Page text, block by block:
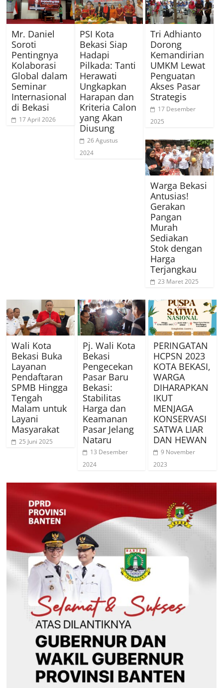
Mr. Daniel
Soroti
Pentingnya
Kolaborasi
Global dalam
Seminar
Internasional
di Bekasi
17 April 2026
PSI Kota
Bekasi Siap
Hadapi
Pilkada: Tanti
Herawati
Ungkapkan
Harapan dan
Kriteria Calon
yang Akan
Diusung
26 Agustus
2024
Tri Adhianto
Dorong
Kemandirian
UMKM Lewat
Penguatan
Akses Pasar
Strategis
17 Desember
2025
Warga Bekasi
Antusias!
Gerakan
Pangan
Murah
Sediakan
Stok dengan
Harga
Terjangkau
23 Maret 2025
Wali Kota
Bekasi Buka
Layanan
Pendaftaran
SPMB Hingga
Tengah
Malam untuk
Layani
Masyarakat
25 Juni 2025
Pj. Wali Kota
Bekasi
Pengecekan
Pasar Baru
Bekasi:
Stabilitas
Harga dan
Keamanan
Pasar Jelang
Nataru
13 Desember
2024
PERINGATAN
HCPSN 2023
KOTA BEKASI,
WARGA
DIHARAPKAN
IKUT
MENJAGA
KONSERVASI
SATWA LIAR
DAN HEWAN
9 November
2023